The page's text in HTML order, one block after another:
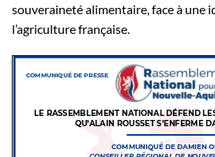
souveraineté alimentaire, face à une
l’agriculture française.